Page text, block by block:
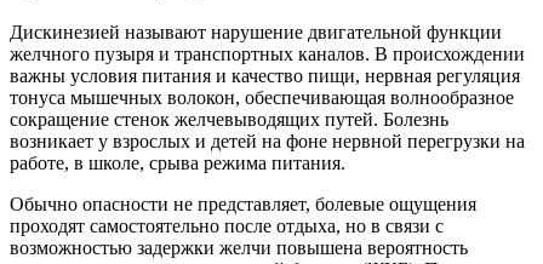
Дискинезией называют нарушение двигательной функции
желчного пузыря и транспортных каналов. В происхождении
важны условия питания и качество пищи, нервная регуляция
тонуса мышечных волокон, обеспечивающая волнообразное
сокращение стенок желчевыводящих путей. Болезнь
возникает у взрослых и детей на фоне нервной перегрузки на
работе, в школе, срыва режима питания.
Обычно опасности не представляет, болевые ощущения
проходят самостоятельно после отдыха, но в связи с
возможностью задержки желчи повышена вероятность